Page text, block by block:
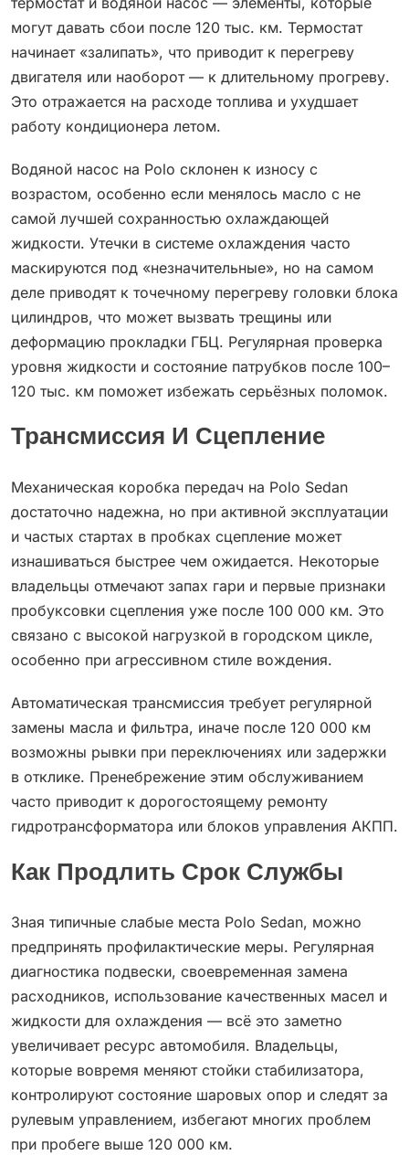
могут давать сбои после 120 тыс. км. Термостат
начинает «залипать», что приводит к перегреву
двигателя или наоборот — к длительному прогреву.
Это отражается на расходе топлива и ухудшает
работу кондиционера летом.
Водяной насос на Polo склонен к износу с
возрастом, особенно если менялось масло с не
самой лучшей сохранностью охлаждающей
жидкости. Утечки в системе охлаждения часто
маскируются под «незначительные», но на самом
деле приводят к точечному перегреву головки блока
цилиндров, что может вызвать трещины или
деформацию прокладки ГБЦ. Регулярная проверка
уровня жидкости и состояние патрубков после 100–
120 тыс. км поможет избежать серьёзных поломок.
Трансмиссия И Сцепление
Механическая коробка передач на Polo Sedan
достаточно надежна, но при активной эксплуатации
и частых стартах в пробках сцепление может
изнашиваться быстрее чем ожидается. Некоторые
владельцы отмечают запах гари и первые признаки
пробуксовки сцепления уже после 100 000 км. Это
связано с высокой нагрузкой в городском цикле,
особенно при агрессивном стиле вождения.
Автоматическая трансмиссия требует регулярной
замены масла и фильтра, иначе после 120 000 км
возможны рывки при переключениях или задержки
в отклике. Пренебрежение этим обслуживанием
часто приводит к дорогостоящему ремонту
гидротрансформатора или блоков управления АКПП.
Как Продлить Срок Службы
Зная типичные слабые места Polo Sedan, можно
предпринять профилактические меры. Регулярная
диагностика подвески, своевременная замена
расходников, использование качественных масел и
жидкости для охлаждения — всё это заметно
увеличивает ресурс автомобиля. Владельцы,
которые вовремя меняют стойки стабилизатора,
контролируют состояние шаровых опор и следят за
рулевым управлением, избегают многих проблем
при пробеге выше 120 000 км.